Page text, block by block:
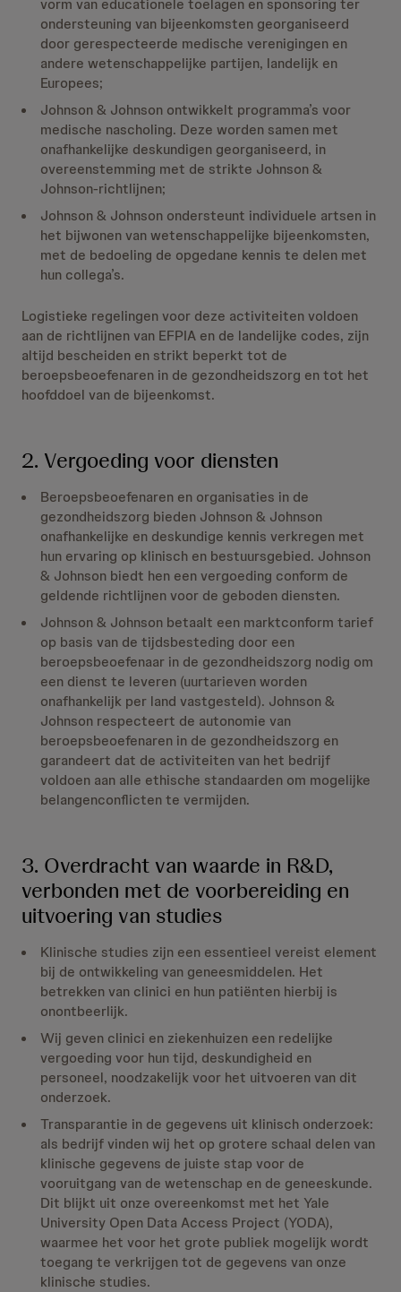
vorm van educationele toelagen en sponsoring ter
ondersteuning van bijeenkomsten georganiseerd
door gerespecteerde medische verenigingen en
andere wetenschappelijke partijen, landelijk en
Europees;
Johnson & Johnson ontwikkelt programma’s voor
medische nascholing. Deze worden samen met
onafhankelijke deskundigen georganiseerd, in
overeenstemming met de strikte Johnson &
Johnson-richtlijnen;
Johnson & Johnson ondersteunt individuele artsen in
het bijwonen van wetenschappelijke bijeenkomsten,
met de bedoeling de opgedane kennis te delen met
hun collega’s.
Logistieke regelingen voor deze activiteiten voldoen
aan de richtlijnen van EFPIA en de landelijke codes, zijn
altijd bescheiden en strikt beperkt tot de
beroepsbeoefenaren in de gezondheidszorg en tot het
hoofddoel van de bijeenkomst.
2. Vergoeding voor diensten
Beroepsbeoefenaren en organisaties in de
gezondheidszorg bieden Johnson & Johnson
onafhankelijke en deskundige kennis verkregen met
hun ervaring op klinisch en bestuursgebied. Johnson
& Johnson biedt hen een vergoeding conform de
geldende richtlijnen voor de geboden diensten.
Johnson & Johnson betaalt een marktconform tarief
op basis van de tijdsbesteding door een
beroepsbeoefenaar in de gezondheidszorg nodig om
een dienst te leveren (uurtarieven worden
onafhankelijk per land vastgesteld). Johnson &
Johnson respecteert de autonomie van
beroepsbeoefenaren in de gezondheidszorg en
garandeert dat de activiteiten van het bedrijf
voldoen aan alle ethische standaarden om mogelijke
belangenconflicten te vermijden.
3. Overdracht van waarde in R&D,
verbonden met de voorbereiding en
uitvoering van studies
Klinische studies zijn een essentieel vereist element
bij de ontwikkeling van geneesmiddelen. Het
betrekken van clinici en hun patiënten hierbij is
onontbeerlijk.
Wij geven clinici en ziekenhuizen een redelijke
vergoeding voor hun tijd, deskundigheid en
personeel, noodzakelijk voor het uitvoeren van dit
onderzoek.
Transparantie in de gegevens uit klinisch onderzoek:
als bedrijf vinden wij het op grotere schaal delen van
klinische gegevens de juiste stap voor de
vooruitgang van de wetenschap en de geneeskunde.
Dit blijkt uit onze overeenkomst met het Yale
University Open Data Access Project (YODA),
waarmee het voor het grote publiek mogelijk wordt
toegang te verkrijgen tot de gegevens van onze
klinische studies.